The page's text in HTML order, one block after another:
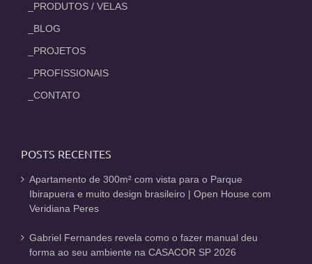
_PRODUTOS / VELAS
_BLOG
_PROJETOS
_PROFISSIONAIS
_CONTATO
POSTS RECENTES
Apartamento de 300m² com vista para o Parque
Ibirapuera e muito design brasileiro | Open House com
Veridiana Peres
Gabriel Fernandes revela como o fazer manual deu
forma ao seu ambiente na CASACOR SP 2026